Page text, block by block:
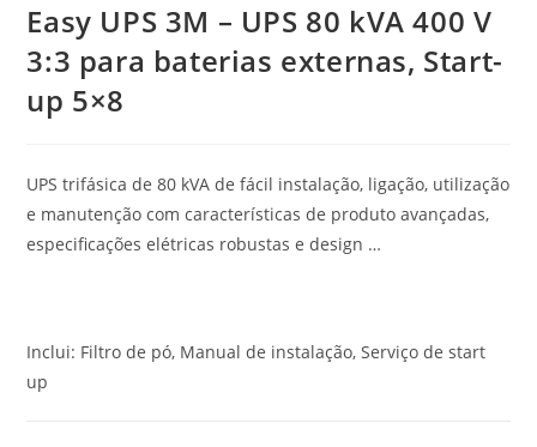
Easy UPS 3M – UPS 80 kVA 400 V
3:3 para baterias externas, Start-
up 5×8
UPS trifásica de 80 kVA de fácil instalação, ligação, utilização
e manutenção com características de produto avançadas,
especificações elétricas robustas e design …
Inclui: Filtro de pó, Manual de instalação, Serviço de start
up